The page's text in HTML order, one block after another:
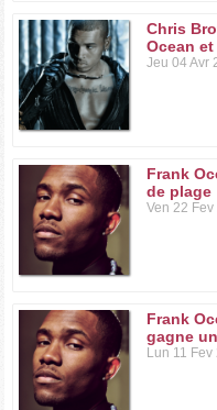
Chris
Ocean et
Jeu 04 Avr
Frank
de plage
Ven 22 Fev
Frank
gagne
Lun 11 Fev